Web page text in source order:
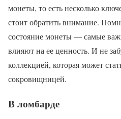
монеты, то есть несколько
стоит обратить внимание.
состояние монеты — самые
влияют на ее ценность. И не
коллекцией, которая может
сокровищницей.
В ломбарде